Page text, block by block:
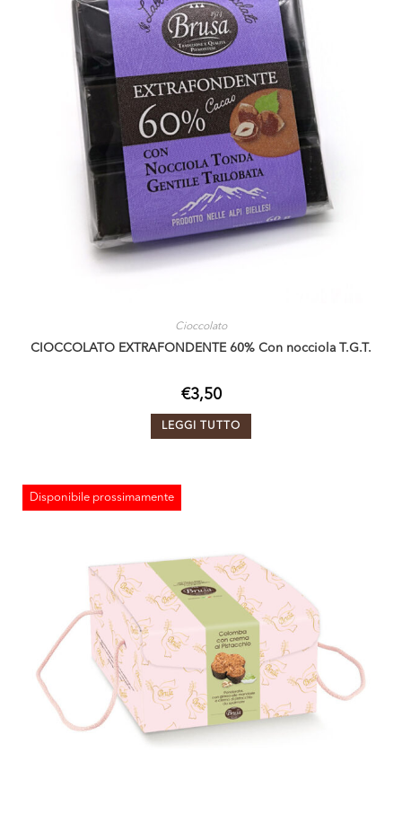
Cioccolato
CIOCCOLATO EXTRAFONDENTE 60% Con nocciola T.G.T.
€3,50
LEGGI TUTTO
Disponibile prossimamente
ESAURITO